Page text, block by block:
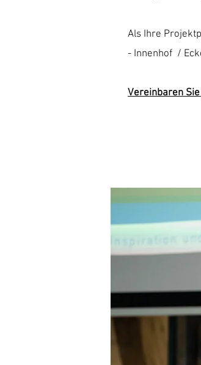
Als Ihre
- Innenhof /
Vereinbaren